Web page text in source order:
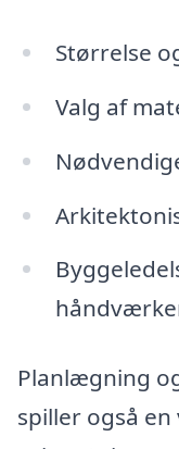
Størrelse
Valg af
Planlægning
spiller også